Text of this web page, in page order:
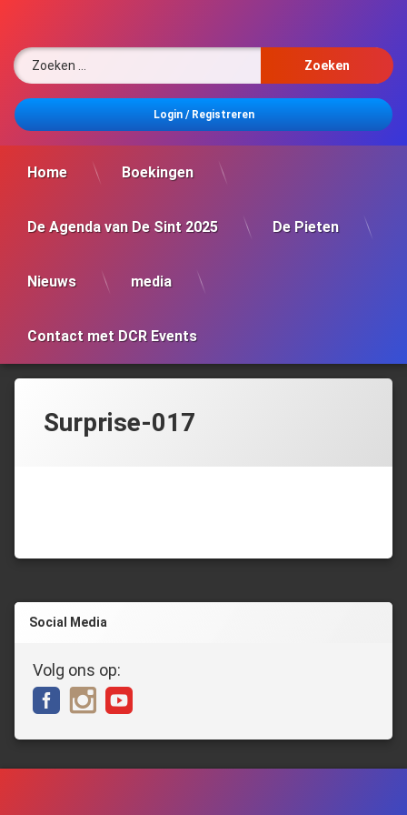
inhoud
Login /Registreren
Home Boekingen
De Agenda van De Sint 2025 De Pieten
Nieuws media
Contact met DCR Events
Surprise-017
Social Media
Volg ons op: